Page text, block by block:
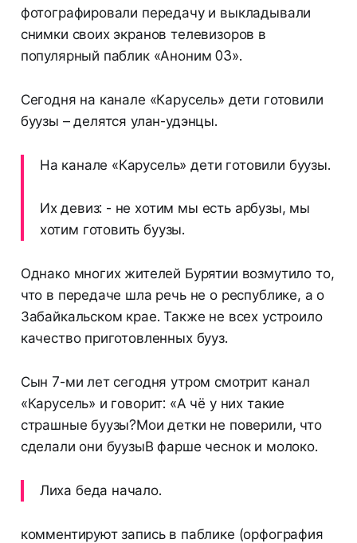
фотографировали передачу и выкладывали
снимки своих экранов телевизоров в
популярный паблик «Аноним 03».
Сегодня на канале «Карусель» дети готовили
буузы – делятся улан-удэнцы.
На канале «Карусель» дети готовили буузы.
Их девиз: - не хотим мы есть арбузы, мы
хотим готовить буузы.
Однако многих жителей Бурятии возмутило то,
что в передаче шла речь не о республике, а о
Забайкальском крае. Также не всех устроило
качество приготовленных бууз.
Сын 7-ми лет сегодня утром смотрит канал
«Карусель» и говорит: «А чё у них такие
страшные буузы?Мои детки не поверили, что
сделали они буузыВ фарше чеснок и молоко.
Лиха беда начало.
комментируют запись в паблике (орфография